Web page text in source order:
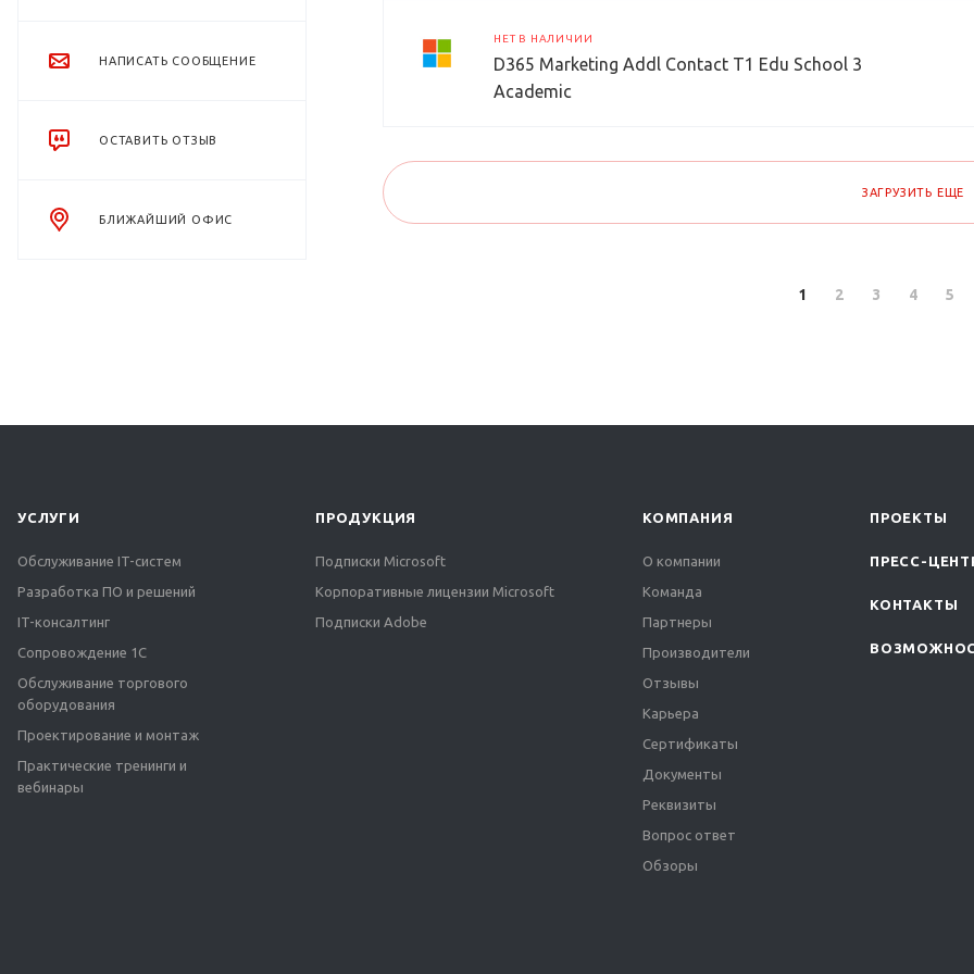
НАПИСАТЬ СООБЩЕНИЕ
ОСТАВИТЬ ОТЗЫВ
БЛИЖАЙШИЙ ОФИС
НЕТ В НАЛИЧИИ
D365 Marketing Addl Contact T1 Edu School 3
Academic
ЗАГРУЗИТЬ ЕЩЕ
1 2 3 4 5
УСЛУГИ
Обслуживание IT-систем
Разработка ПО и решений
IT-консалтинг
Сопровождение 1С
Обслуживание торгового
оборудования
Проектирование и монтаж
Практические тренинги и
вебинары
ПРОДУКЦИЯ
Подписки Microsoft
Корпоративные лицензии Microsoft
Подписки Adobe
КОМПАНИЯ
О компании
Команда
Партнеры
Производители
Отзывы
Карьера
Сертификаты
Документы
Реквизиты
Вопрос ответ
Обзоры
ПРОЕКТЫ
ПРЕСС-
КОНТАКТЫ